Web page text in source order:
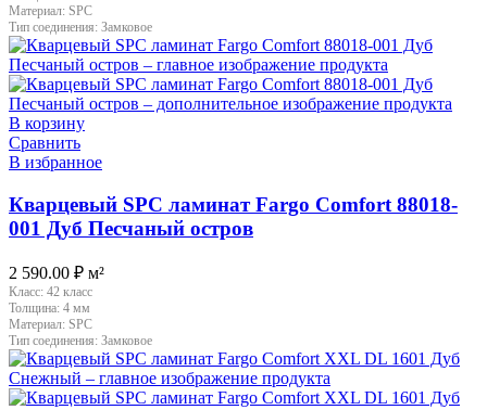
Материал: SPC
Тип соединения: Замковое
В корзину
Сравнить
В избранное
Кварцевый SPC ламинат Fargo Comfort 88018-
001 Дуб Песчаный остров
2 590.00 ₽ м²
Класс: 42 класс
Толщина: 4 мм
Материал: SPC
Тип соединения: Замковое